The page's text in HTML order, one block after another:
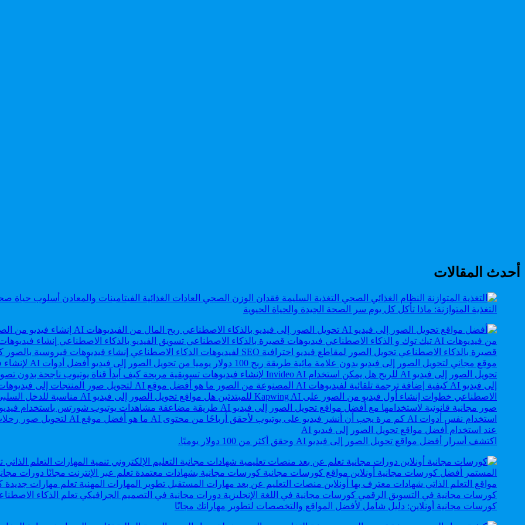
أحدث المقالات
التغذية المتوازنة: ماذا تأكل كل يوم سر الصحة الجيدة والحياة الحيوية
اكتشف أسرار أفضل مواقع تحويل الصور إلى فيديو AI وحقق أكثر من 100 دولار يوميًا.
كورسات مجانية أونلاين: دليل شامل لأفضل المواقع والتخصصات لتطوير مهاراتك مجانًا